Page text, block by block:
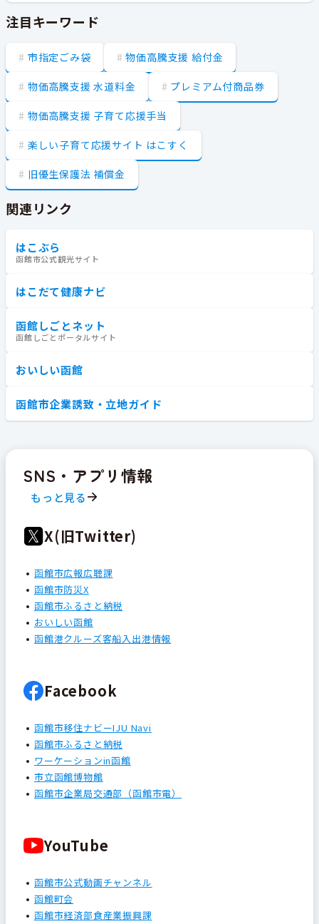
注目キーワード
市指定ごみ袋 物価高騰支援 給付金
物価高騰支援 水道料金 プレミアム付商品券
物価高騰支援 子育て応援手当
楽しい子育て応援サイト はこすく
旧優生保護法 補償金
関連リンク
はこぶら
函館市公式観光サイト
はこだて健康ナビ
函館しごとネット
函館しごとポータルサイト
おいしい函館
函館市企業誘致・立地ガイド
SNS・アプリ情報
もっと見る
X(旧Twitter)
函館市広報広聴課
函館市防災X
函館市ふるさと納税
おいしい函館
函館港クルーズ客船入出港情報
Facebook
函館市移住ナビーIJU Navi
函館市ふるさと納税
ワーケーションin函館
市立函館博物館
函館市企業局交通部（函館市電）
YouTube
函館市公式動画チャンネル
函館町会
函館市経済部食産業振興課